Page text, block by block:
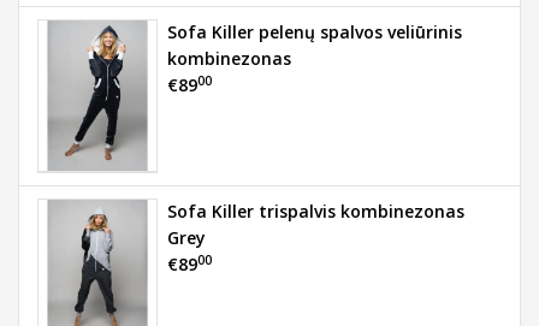
Sofa Killer pelenų spalvos veliūrinis
kombinezonas
€8900
Sofa Killer trispalvis kombinezonas
Grey
€8900